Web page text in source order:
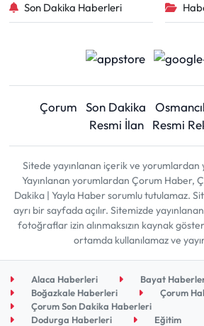
Son Dakika Haberleri
Çorum Son Dakika
Resmi İlan
Resmi
Sitede yayınlanan içerik ve yorumlardan
Yayınlanan yorumlardan Çorum Haber,
Dakika | Yayla Haber sorumlu tutulamaz.
ayrı bir sayfada açılır. Sitemizde
fotoğraflar izin alınmaksızın kaynak
ortamda kullanılamaz ve
Alaca Haberleri
Bayat
Boğazkale Haberleri
Çorum
Çorum Son Dakika Haberleri
Dodurga Haberleri
Eğitim